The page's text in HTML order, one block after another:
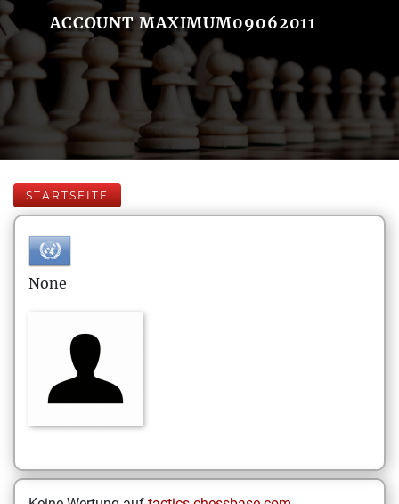
ACCOUNT MAXIMUM09062011
STARTSEITE
None